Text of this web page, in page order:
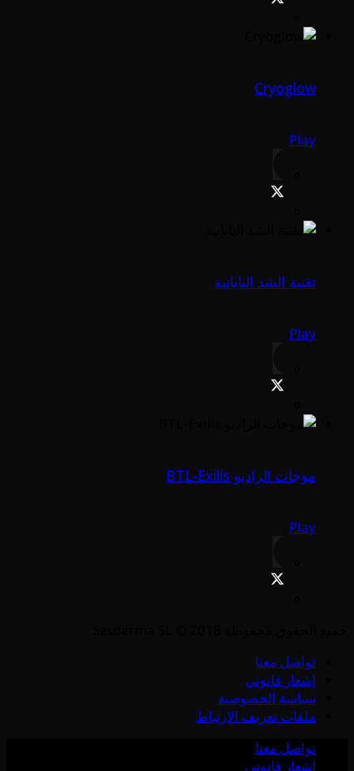
Cryoglow
Play
تقنية الشد اليابانية
Play
موجات الراديو BTL-Exilis
Play
تواصل معنا
إشعار قانوني
سياسة الخصوصية
ملفات تعريف الارتباط
تواصل معنا
إشعار قانوني